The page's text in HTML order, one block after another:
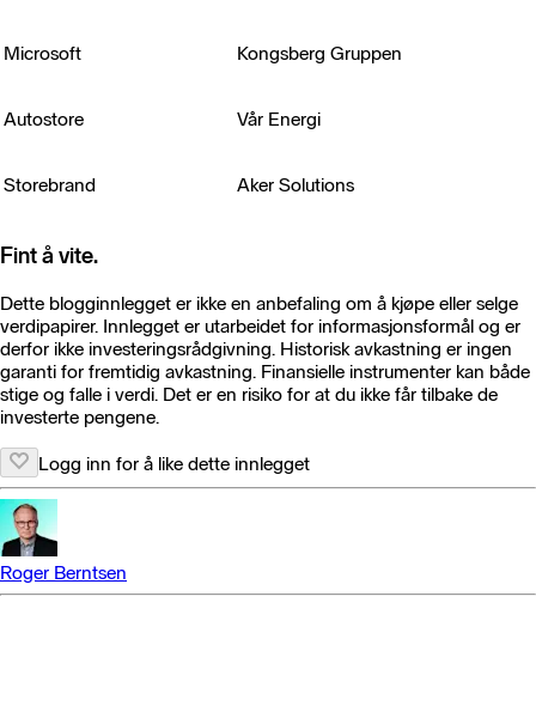
Microsoft Kongsberg Gruppen
Autostore Vår Energi
Storebrand Aker Solutions
Fint å vite.
Dette blogginnlegget er ikke en anbefaling om å kjøpe eller selge
verdipapirer. Innlegget er utarbeidet for informasjonsformål og er
derfor ikke investeringsrådgivning. Historisk avkastning er ingen
garanti for fremtidig avkastning. Finansielle instrumenter kan både
stige og falle i verdi. Det er en risiko for at du ikke får tilbake de
investerte pengene.
Logg inn for å like dette innlegget
Roger Berntsen